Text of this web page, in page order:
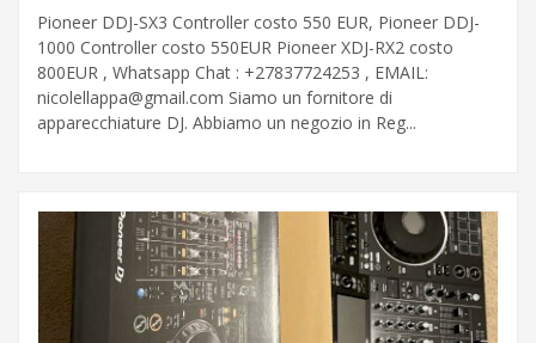
Pioneer DDJ-SX3 Controller costo 550 EUR, Pioneer DDJ-
1000 Controller costo 550EUR Pioneer XDJ-RX2 costo
800EUR , Whatsapp Chat : +27837724253 , EMAIL:
nicolellappa@gmail.com Siamo un fornitore di
apparecchiature DJ. Abbiamo un negozio in Reg...